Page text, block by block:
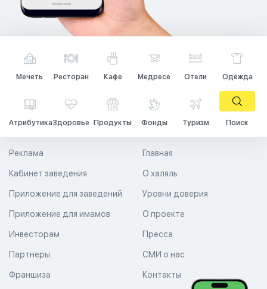
Мечеть Ресторан Кафе Медресе Отели Одежда
АтрибутикаЗдоровье Продукты Фонды Туризм Поиск
Главная
О халяль
Уровни доверия
Реклама
Кабинет заведения
Приложение для заведений
Приложение для имамов О проекте
Пресса
СМИ о нас
Контакты
Инвесторам
Партнеры
Франшиза